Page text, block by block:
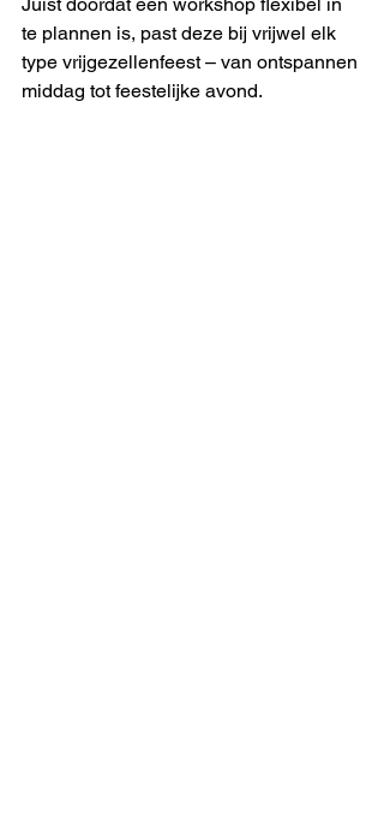
te plannen is, past deze bij vrijwel elk
type vrijgezellenfeest – van ontspannen
middag tot feestelijke avond.